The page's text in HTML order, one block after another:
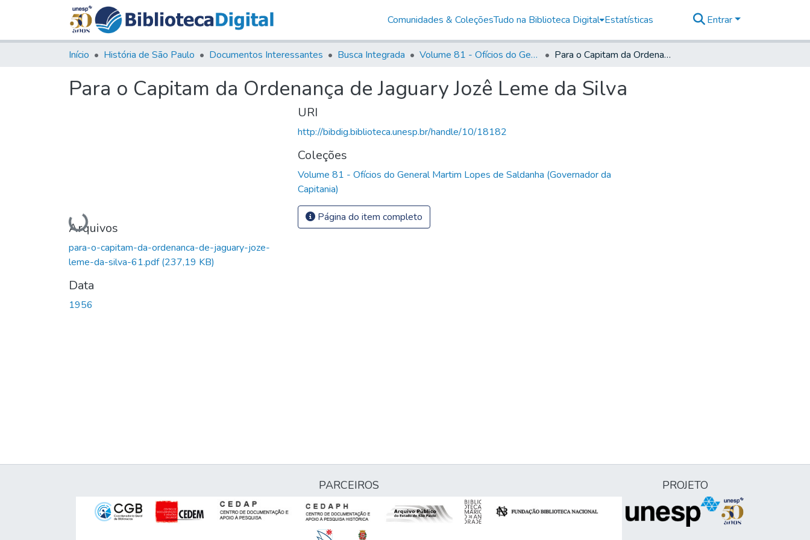
Comunidades & ColeçõesTudo na Biblioteca Digital Estatísticas Entrar
Início História de São Paulo Documentos Interessantes Busca Integrada Volume 81 - Ofícios do General Martim Lopes de Saldanha (Governador da Capitania) Para o Capitam da Ordenança de Jaguary Jozê Leme da Silva
Para o Capitam da Ordenança de Jaguary Jozê Leme da Silva
Carregando...
Arquivos
para-o-capitam-da-ordenanca-de-jaguary-joze-
leme-da-silva-61.pdf(237,19 KB)
Data
1956
URI
http://bibdig.biblioteca.unesp.br/handle/10/18182
Coleções
Volume 81 - Ofícios do General Martim Lopes de Saldanha (Governador da
Capitania)
Página do item completo
PARCEIROS PROJETO